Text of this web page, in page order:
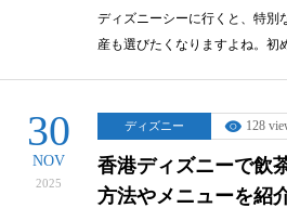
ディズニーシーに行くと、特別
産も選びたくなりますよね。
30
NOV
2025
ディズニー 128
香港ディズニーで飲
方法やメニューを紹